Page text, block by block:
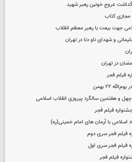
عروج خونین رهبر شهید
کتاب
جهت بیعت با رهبر معظم انقلاب
و شهدای ناو دنا در تهران
در تهران
فیلم فجر
۲۲ بهمن
و هفتمین سالگرد پیروزی انقلاب اسلامی
فیلم فجر
اسلامی با آرمان های امام خمینی(ره)
فیلم فجر سری دوم
فیلم فجر سری اول
فیلم فجر